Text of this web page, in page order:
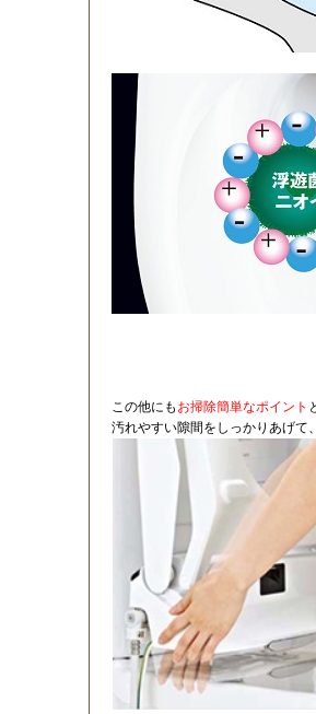
この他にも お掃除簡単なポイント
汚れやすい隙間をしっかりあげて